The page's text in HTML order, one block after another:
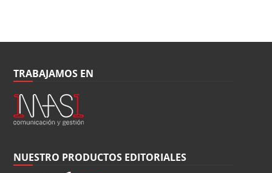
TRABAJAMOS EN
NUESTRO PRODUCTOS EDITORIALES